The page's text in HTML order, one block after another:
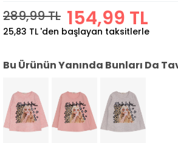
289,99 TL 154,99 TL
25,83 TL 'den başlayan taksitlerle
Bu Ürünün Yanında Bunları Da